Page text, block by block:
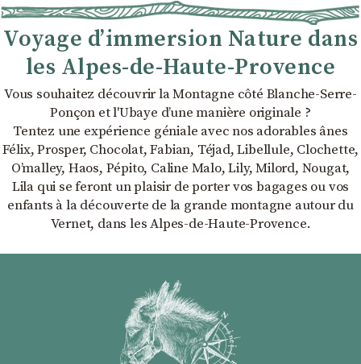
Voyage d’immersion Nature dans
les Alpes-de-Haute-Provence
Vous souhaitez découvrir la Montagne côté Blanche-Serre-
Ponçon et l'Ubaye dʼune manière originale ?
Tentez une expérience géniale avec nos adorables ânes
Félix, Prosper, Chocolat, Fabian, Téjad, Libellule, Clochette,
Oʼmalley, Haos, Pépito, Caline Malo, Lily, Milord, Nougat,
Lila qui se feront un plaisir de porter vos bagages ou vos
enfants à la découverte de la grande montagne autour du
Vernet, dans les Alpes-de-Haute-Provence.